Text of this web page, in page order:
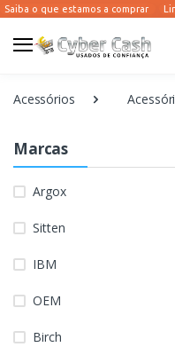
Acessórios
Marcas
Argox
Sitten
IBM
OEM
Birch